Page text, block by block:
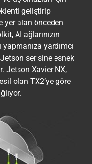
geliştirip
yer alan önceden
AI ağlarınızın
yardımcı
serisine esnek
Jetson Xavier NX,
olan TX2’ye göre